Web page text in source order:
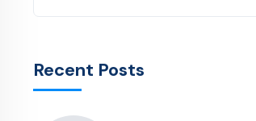
Recent Posts